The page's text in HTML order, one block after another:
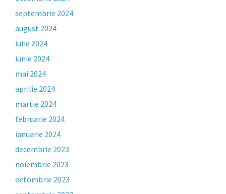
septembrie 2024
august 2024
iulie 2024
iunie 2024
mai 2024
aprilie 2024
martie 2024
februarie 2024
ianuarie 2024
decembrie 2023
noiembrie 2023
octombrie 2023